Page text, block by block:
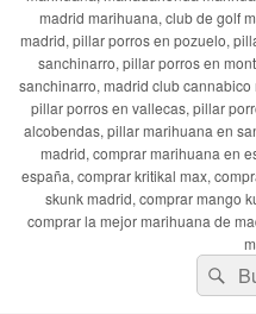
madrid marihuana, club de golf
madrid, pillar porros en pozuelo,
sanchinarro, pillar porros en
sanchinarro, madrid club
pillar porros en vallecas, pillar
alcobendas, pillar marihuana en
madrid, comprar marihuana en
españa, comprar kritikal max,
skunk madrid, comprar mango
comprar la mejor marihuana de
Buscar
por: